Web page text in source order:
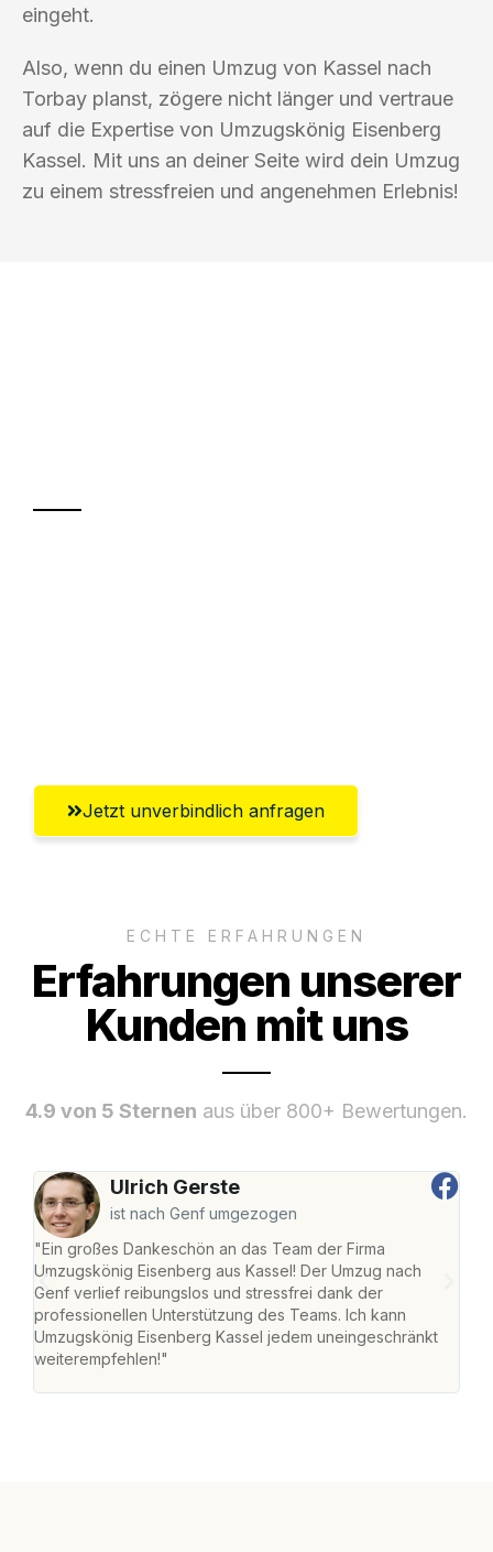
eingeht.
Also, wenn du einen Umzug von Kassel nach
Torbay planst, zögere nicht länger und vertraue
auf die Expertise von Umzugskönig Eisenberg
Kassel. Mit uns an deiner Seite wird dein Umzug
zu einem stressfreien und angenehmen Erlebnis!
Jetzt unverbindlich anfragen
ECHTE ERFAHRUNGEN
Erfahrungen unserer
Kunden mit uns
4.9 von 5 Sternen aus über 800+ Bewertungen.
Ulrich Gerste
ist nach Genf umgezogen
"Ein großes Dankeschön an das Team der Firma
Umzugskönig Eisenberg aus Kassel! Der Umzug nach
Genf verlief reibungslos und stressfrei dank der
professionellen Unterstützung des Teams. Ich kann
Umzugskönig Eisenberg Kassel jedem uneingeschränkt
weiterempfehlen!"